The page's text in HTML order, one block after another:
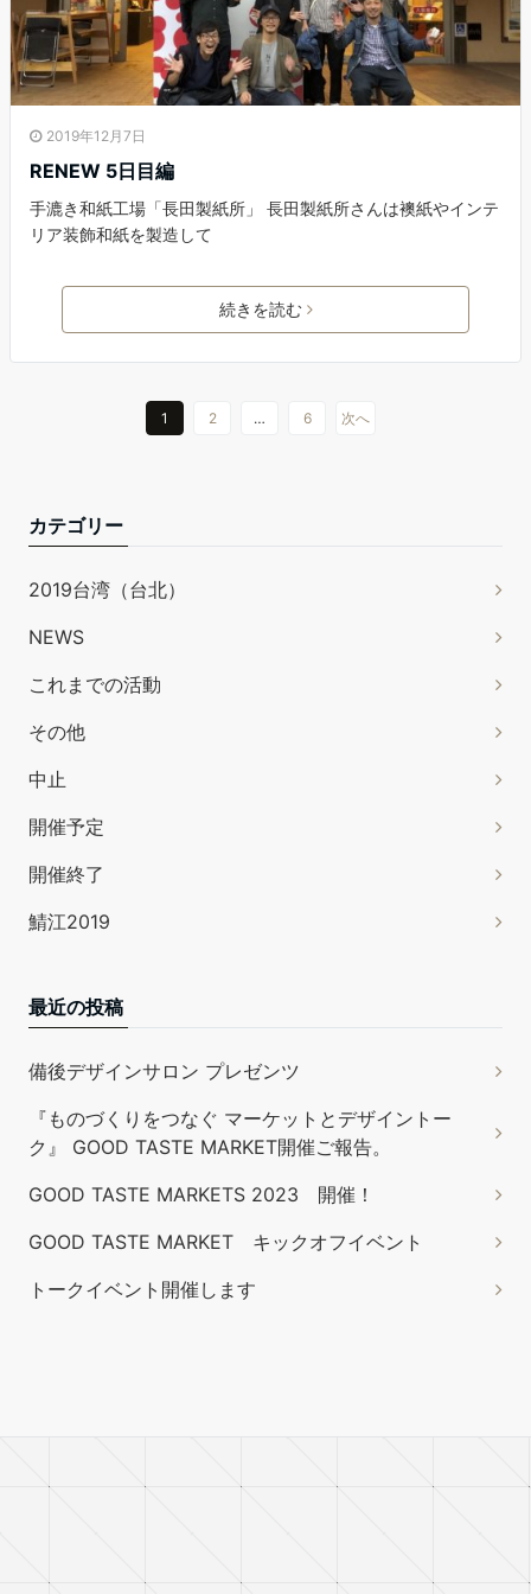
2019年12月7日
RENEW 5日目編
手漉き和紙工場「長田製紙所」 長田製紙所さんは襖紙やインテ
リア装飾和紙を製造して
続きを読む
1 2 … 6 次へ
カテゴリー
2019台湾（台北）
NEWS
これまでの活動
その他
中止
開催予定
開催終了
鯖江2019
最近の投稿
備後デザインサロン プレゼンツ
『ものづくりをつなぐ マーケットとデザイントー
ク』 GOOD TASTE MARKET開催ご報告。
GOOD TASTE MARKETS 2023 開催！
GOOD TASTE MARKET キックオフイベント
トークイベント開催します